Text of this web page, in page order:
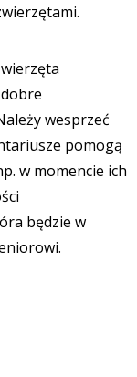
wesprzeć
pomogą
w momencie ich
będzie w